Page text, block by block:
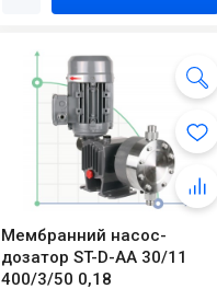
Мембранний насос-
дозатор ST-D-AA 30/11
400/3/50 0,18